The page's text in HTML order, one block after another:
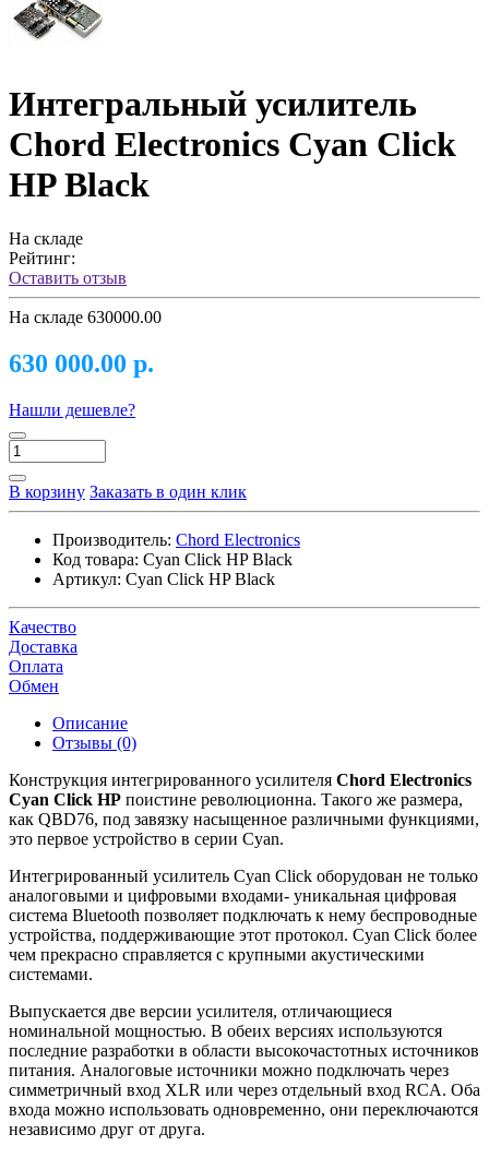
Интегральный усилитель
Chord Electronics Cyan Click
HP Black
На складе
Рейтинг:
Оставить отзыв
На складе 630000.00
630 000.00 р.
Нашли дешевле?
В корзину Заказать в один клик
Производитель: Chord Electronics
Код товара: Cyan Click HP Black
Артикул: Cyan Click HP Black
Качество
Доставка
Оплата
Обмен
Описание
Отзывы (0)
Конструкция интегрированного усилителя Chord Electronics
Cyan Click HP поистине революционна. Такого же размера,
как QBD76, под завязку насыщенное различными функциями,
это первое устройство в серии Cyan.
Интегрированный усилитель Cyan Click оборудован не только
аналоговыми и цифровыми входами- уникальная цифровая
система Bluetooth позволяет подключать к нему беспроводные
устройства, поддерживающие этот протокол. Cyan Click более
чем прекрасно справляется с крупными акустическими
системами.
Выпускается две версии усилителя, отличающиеся
номинальной мощностью. В обеих версиях используются
последние разработки в области высокочастотных источников
питания. Аналоговые источники можно подключать через
симметричный вход XLR или через отдельный вход RCA. Оба
входа можно использовать одновременно, они переключаются
независимо друг от друга.